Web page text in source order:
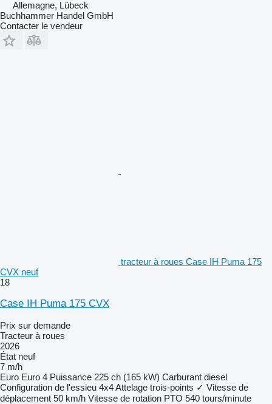
Allemagne, Lübeck
Buchhammer Handel GmbH
Contacter le vendeur
tracteur à roues Case IH Puma 175
CVX neuf
18
Case IH Puma 175 CVX
Prix sur demande
Tracteur à roues
2026
État neuf
7 m/h
Euro Euro 4 Puissance 225 ch (165 kW) Carburant diesel
Configuration de l'essieu 4x4Attelage trois-points ✓ Vitesse de
déplacement 50 km/h Vitesse de rotation PTO 540 tours/minute